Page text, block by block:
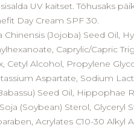
UV kaitset. Tõhusaks
Day Cream SPF 30.
Chinensis (Jojoba) Seed Oil,
Caprylic/Capric
Cetyl Alcohol, Propylene
Aspartate, Sodium
Seed Oil, Hippophae
(Soybean) Sterol, Glyceryl
Acrylates C10-30 Alkyl